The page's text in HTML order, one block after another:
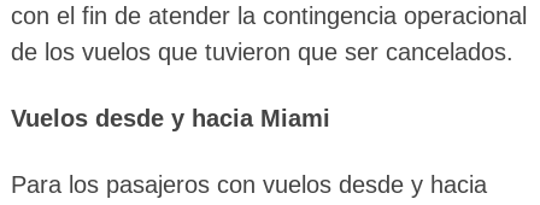
con el fin de atender la contingencia operacional
de los vuelos que tuvieron que ser cancelados.
Vuelos desde y hacia Miami
Para los pasajeros con vuelos desde y hacia